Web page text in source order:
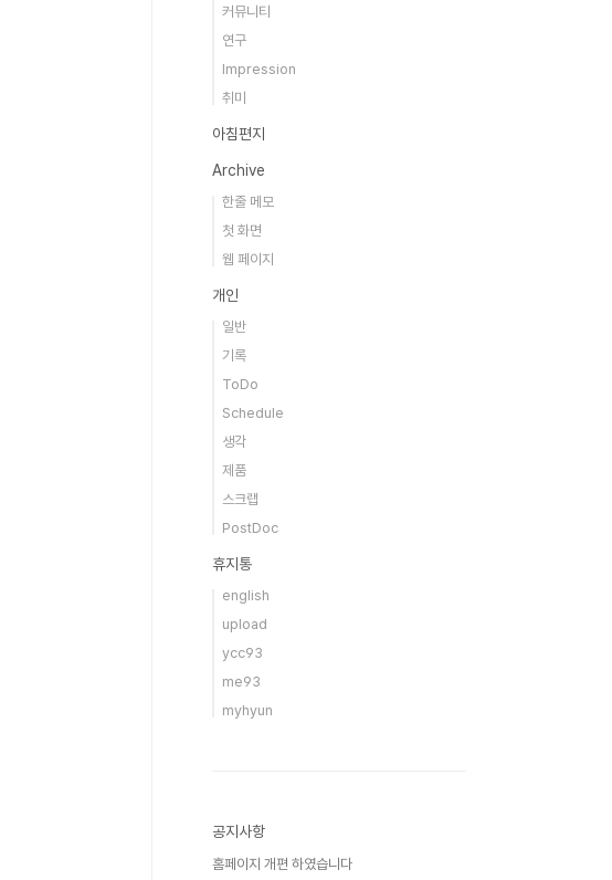
커뮤니티
연구
Impression
취미
아침편지
Archive
한줄 메모
첫 화면
웹 페이지
개인
일반
기록
ToDo
Schedule
생각
제품
스크랩
PostDoc
휴지통
english
upload
ycc93
me93
myhyun
공지사항
홈페이지 개편 하였습니다